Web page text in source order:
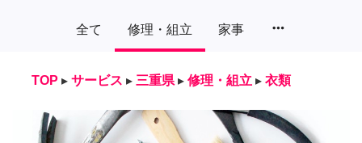
全て 修理・組立 家事 more_horiz
TOP ▸ サービス ▸ 三重県 ▸ 修理・組立 ▸ 衣類